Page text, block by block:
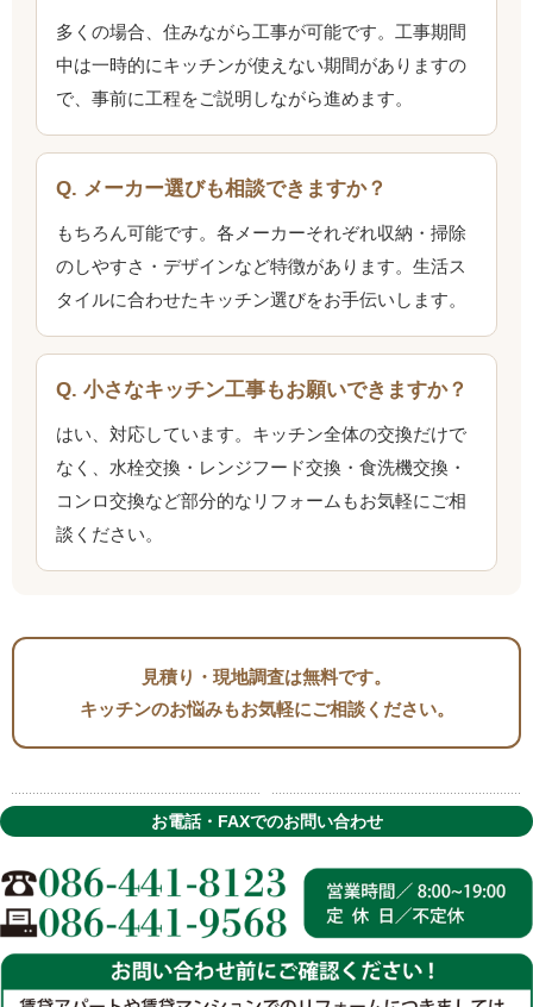
多くの場合、住みながら工事が可能です。工事期間
中は一時的にキッチンが使えない期間がありますの
で、事前に工程をご説明しながら進めます。
Q. メーカー選びも相談できますか？
もちろん可能です。各メーカーそれぞれ収納・掃除
のしやすさ・デザインなど特徴があります。生活ス
タイルに合わせたキッチン選びをお手伝いします。
Q. 小さなキッチン工事もお願いできますか？
はい、対応しています。キッチン全体の交換だけで
なく、水栓交換・レンジフード交換・食洗機交換・
コンロ交換など部分的なリフォームもお気軽にご相
談ください。
見積り・現地調査は無料です。
キッチンのお悩みもお気軽にご相談ください。
お電話・FAXでのお問い合わせ